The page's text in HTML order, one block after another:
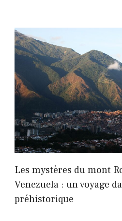
Les mystères du mont
Venezuela : un voyage
préhistorique